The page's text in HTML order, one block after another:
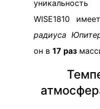
WISE1810
радиуса
он в 17 раз